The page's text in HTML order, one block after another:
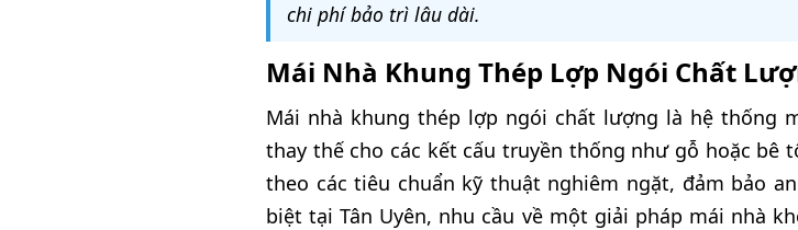
chi phí bảo trì lâu dài.
Mái Nhà Khung Thép Lợp Ngói Chất
Mái nhà khung thép lợp ngói chất lượng là hệ thống
thay thế cho các kết cấu truyền thống như gỗ hoặc bê
theo các tiêu chuẩn kỹ thuật nghiêm ngặt, đảm bảo
biệt tại Tân Uyên, nhu cầu về một giải pháp mái nhà